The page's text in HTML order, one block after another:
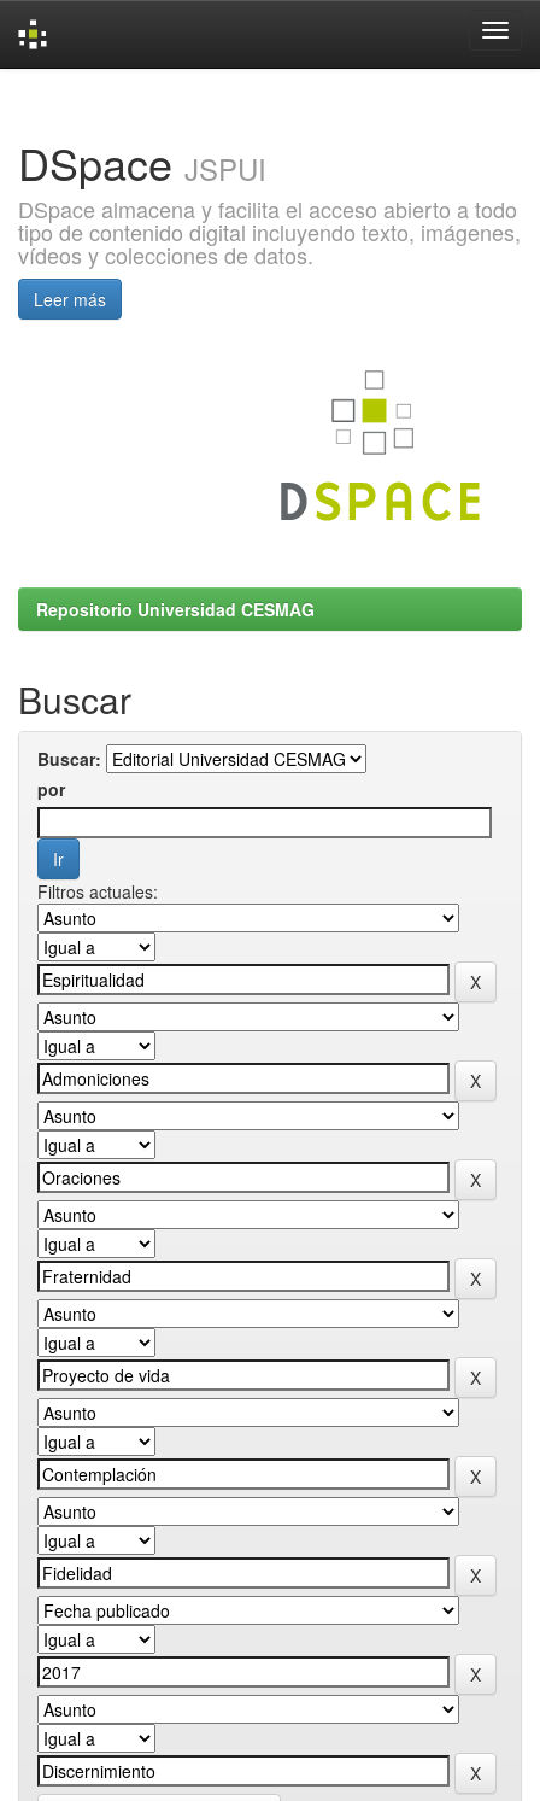
DSpace JSPUI
DSpace almacena y facilita el acceso abierto a todo
tipo de contenido digital incluyendo texto, imágenes,
vídeos y colecciones de datos.
Leer más
Repositorio Universidad CESMAG
Buscar
Buscar:
por
Filtros actuales: